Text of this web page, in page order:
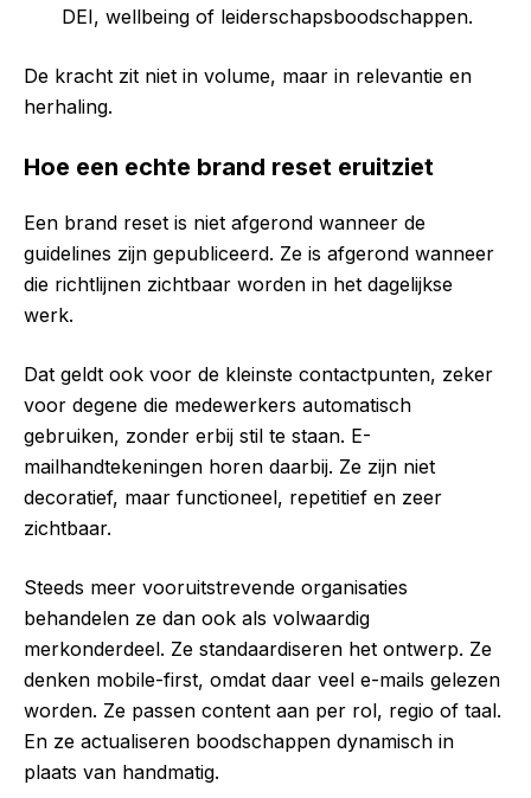
DEI, wellbeing of leiderschapsboodschappen.
De kracht zit niet in volume, maar in relevantie en
herhaling.
Hoe een echte brand reset eruitziet
Een brand reset is niet afgerond wanneer de
guidelines zijn gepubliceerd. Ze is afgerond wanneer
die richtlijnen zichtbaar worden in het dagelijkse
werk.
Dat geldt ook voor de kleinste contactpunten, zeker
voor degene die medewerkers automatisch
gebruiken, zonder erbij stil te staan. E-
mailhandtekeningen horen daarbij. Ze zijn niet
decoratief, maar functioneel, repetitief en zeer
zichtbaar.
Steeds meer vooruitstrevende organisaties
behandelen ze dan ook als volwaardig
merkonderdeel. Ze standaardiseren het ontwerp. Ze
denken mobile-first, omdat daar veel e-mails gelezen
worden. Ze passen content aan per rol, regio of taal.
En ze actualiseren boodschappen dynamisch in
plaats van handmatig.